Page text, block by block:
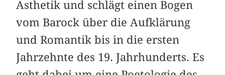
Ästhetik und schlägt einen Bogen
vom Barock über die Aufklärung
und Romantik bis in die ersten
Jahrzehnte des 19. Jahrhunderts. Es